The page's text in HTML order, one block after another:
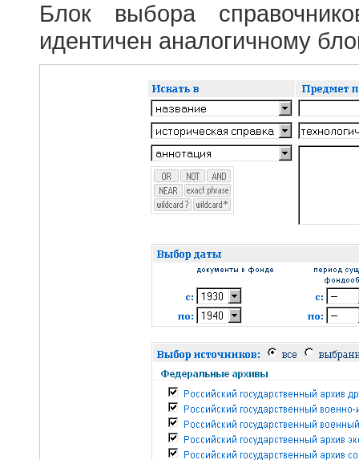
Блок выбора
идентичен аналогичному